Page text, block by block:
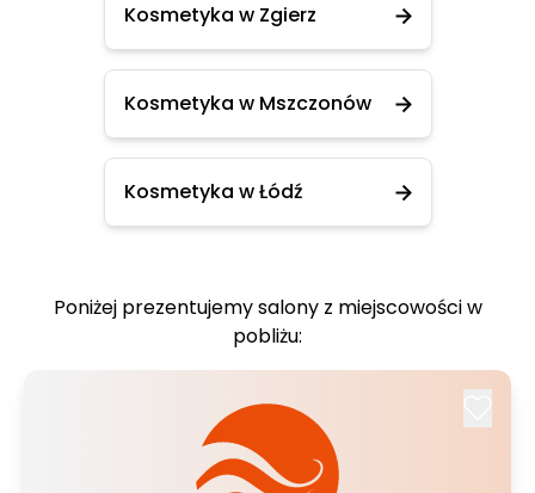
Kosmetyka w Zgierz
Kosmetyka w Mszczonów
Kosmetyka w Łódź
Poniżej prezentujemy salony z miejscowości w
pobliżu: